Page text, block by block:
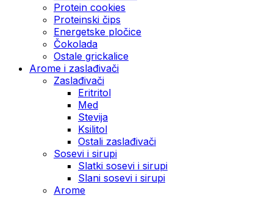
Protein cookies
Proteinski čips
Energetske pločice
Čokolada
Ostale grickalice
Arome i zaslađivači
Zaslađivači
Eritritol
Med
Stevija
Ksilitol
Ostali zaslađivači
Sosevi i sirupi
Slatki sosevi i sirupi
Slani sosevi i sirupi
Arome